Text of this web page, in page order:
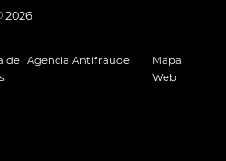
2026
de Agencia Antifraude
Mapa
Web